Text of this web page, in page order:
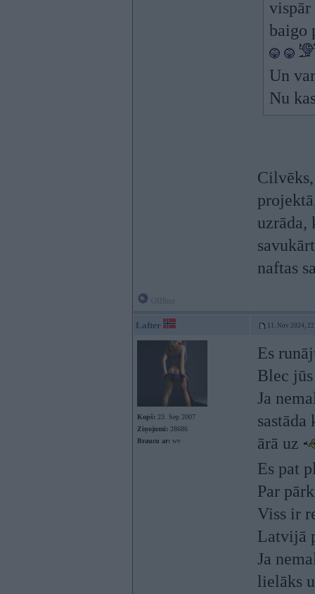
vispār
baigo
Un
Nu
uzrāda,
naftas
Lafter 11. Nov 2024,
Kopš: 23. Sep 2007
Ziņojumi: 28686
Braucu ar: wv
Es
Blec
Ja
ārā uz
Es pat
Par
Viss ir
Latvijā
Ja
lielāks